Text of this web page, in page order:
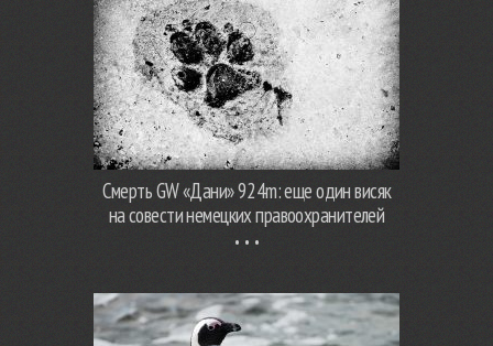
Смерть GW «Дани» 924m: еще один висяк
на совести немецких правоохранителей